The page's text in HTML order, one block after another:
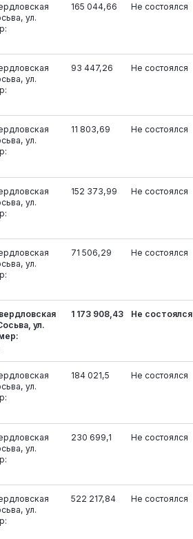
ул.
165 044,66 Не состоялся
ул.
93 447,26 Не состоялся
ул.
11 803,69 Не состоялся
ул.
152 373,99 Не состоялся
ул.
71 506,29 Не состоялся
ул.
1 173 908,43 Не состоялся
ул.
184 021,5 Не состоялся
ул.
230 699,1 Не состоялся
ул.
522 217,84 Не состоялся